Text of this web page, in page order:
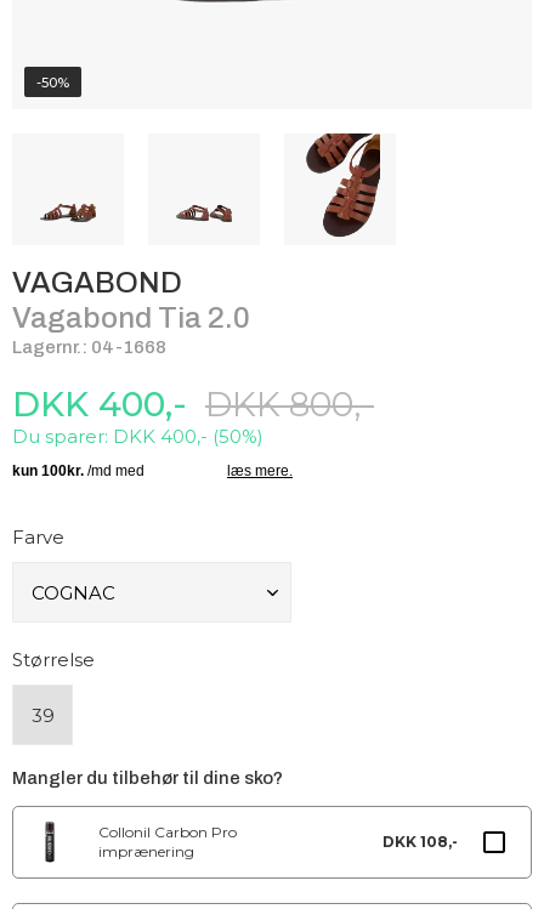
-50%
VAGABOND
Vagabond Tia 2.0
Lagernr.: 04-1668
DKK 800,-
Du sparer: DKK 400,- (50%)
DKK 400,-
Farve
Størrelse
39
Mangler du tilbehør til dine sko?
Collonil Carbon Pro
imprænering
DKK 108,-